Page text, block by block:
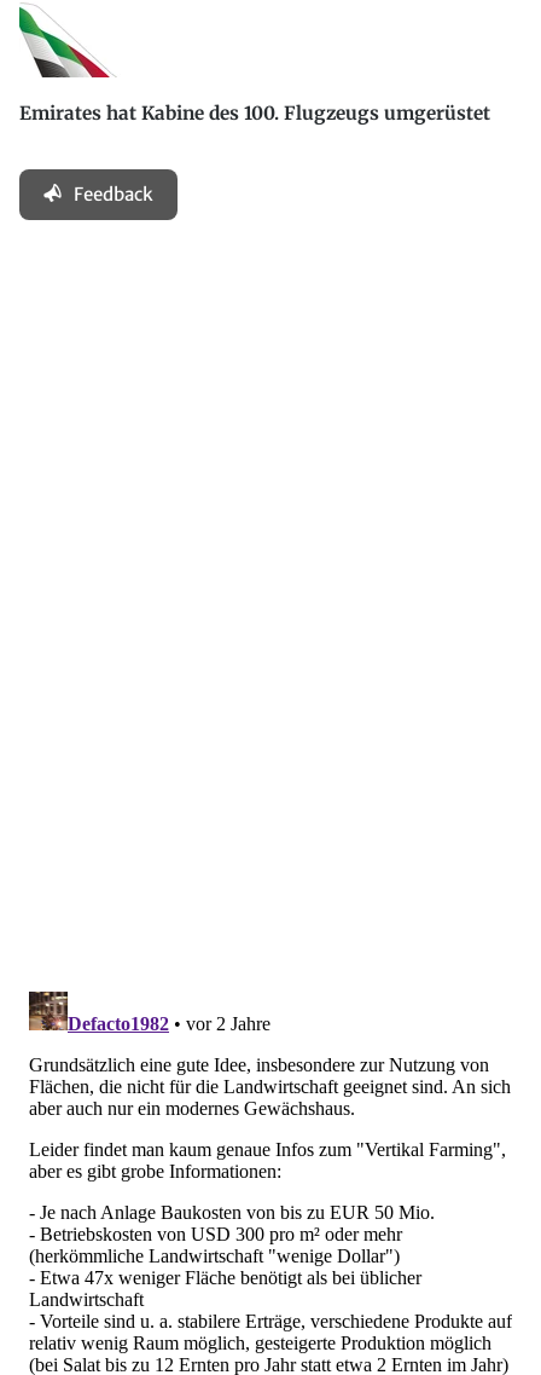
Emirates hat Kabine des 100. Flugzeugs umgerüstet
Feedback